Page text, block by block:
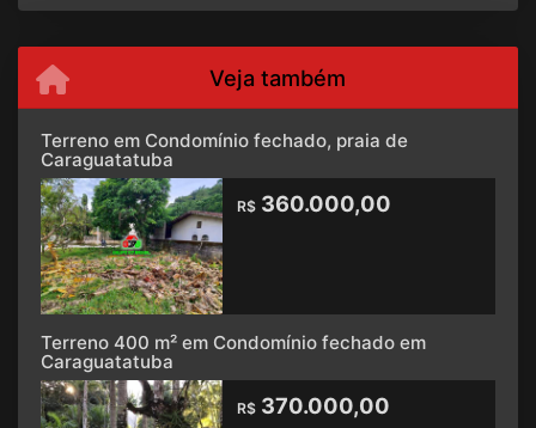
Veja também
Terreno em Condomínio fechado, praia de
Caraguatatuba
R$ 360.000,00
Terreno 400 m² em Condomínio fechado em
Caraguatatuba
R$ 370.000,00